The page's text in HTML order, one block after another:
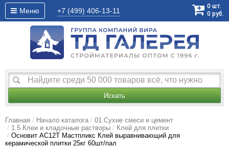
Меню +7 (499) 406-13-11
0 шт.
0 руб.
Искать
Главная Начало каталога
01.Сухие смеси и цемент
1.5 Клеи и кладочные растворы
Клей для плитки
Основит АС12T Мастпликс Клей выравнивающий для
керамической плитки 25кг 60шт/пал